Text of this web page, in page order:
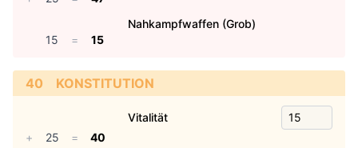
Nahkampfwaffen (Grob)
15
= 15
40 KONSTITUTION
Vitalität
+
25 = 40